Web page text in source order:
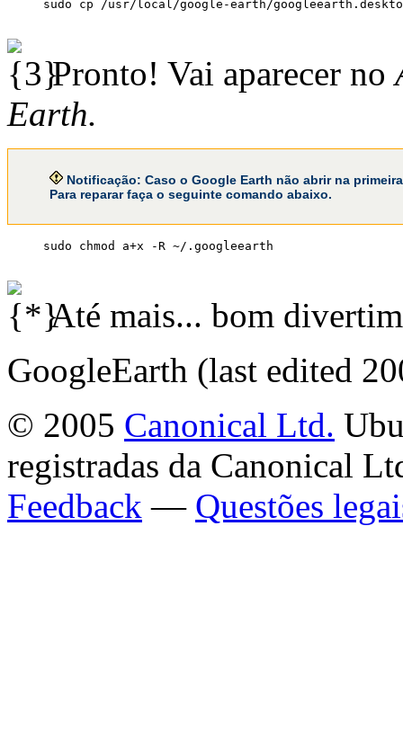
Pronto! Vai aparecer no
Earth.
Notificação: Caso o Google Earth não abrir na
Para reparar faça o seguinte comando abaixo.
Até mais... bom
GoogleEarth (last edited
© 2005 Canonical Ltd.
registradas da Canonical
Feedback — Questões